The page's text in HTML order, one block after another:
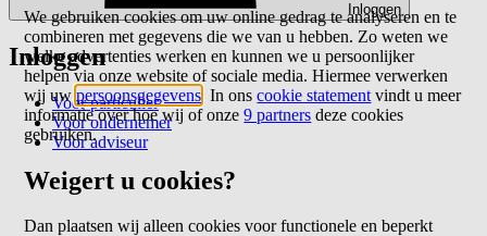
Inloggen
Inloggen
Voor particulier
Voor ondernemer
Voor adviseur
We gebruiken cookies om uw online gedrag te analyseren en te
combineren met gegevens die we van u hebben. Zo weten we
welke advertenties werken en kunnen we u persoonlijker
helpen via onze website of sociale media. Hiermee verwerken
wij uwpersoonsgegevens . In onscookie statement vindt u meer
informatie over hoe wij of onze9 partners deze cookies
gebruiken.
Weigert u cookies?
Dan plaatsen wij alleen cookies voor functionele en beperkt